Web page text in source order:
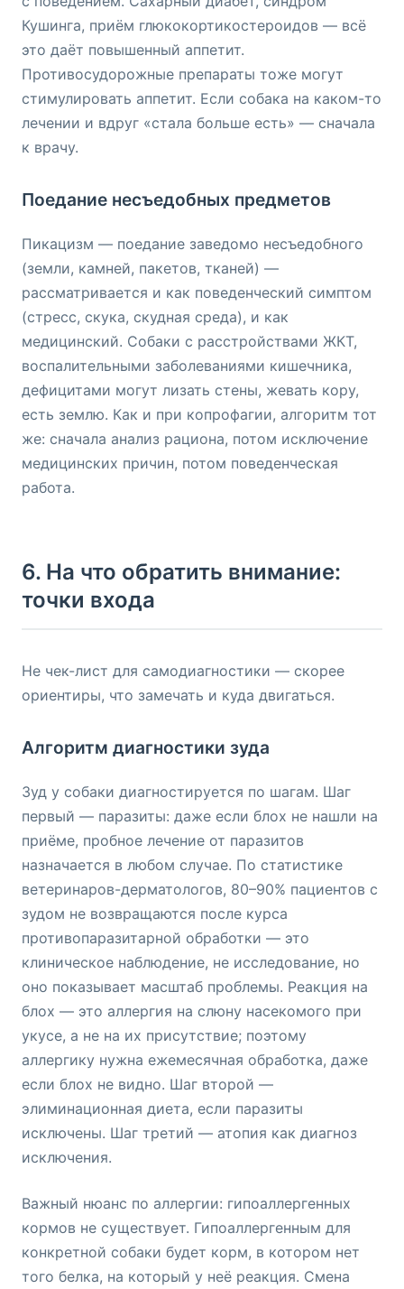
Кушинга, приём глюкокортикостероидов — всё
это даёт повышенный аппетит.
Противосудорожные препараты тоже могут
стимулировать аппетит. Если собака на каком-то
лечении и вдруг «стала больше есть» — сначала
к врачу.
Поедание несъедобных предметов
Пикацизм — поедание заведомо несъедобного
(земли, камней, пакетов, тканей) —
рассматривается и как поведенческий симптом
(стресс, скука, скудная среда), и как
медицинский. Собаки с расстройствами ЖКТ,
воспалительными заболеваниями кишечника,
дефицитами могут лизать стены, жевать кору,
есть землю. Как и при копрофагии, алгоритм тот
же: сначала анализ рациона, потом исключение
медицинских причин, потом поведенческая
работа.
6. На что обратить внимание:
точки входа
Не чек-лист для самодиагностики — скорее
ориентиры, что замечать и куда двигаться.
Алгоритм диагностики зуда
Зуд у собаки диагностируется по шагам. Шаг
первый — паразиты: даже если блох не нашли на
приёме, пробное лечение от паразитов
назначается в любом случае. По статистике
ветеринаров-дерматологов, 80–90% пациентов с
зудом не возвращаются после курса
противопаразитарной обработки — это
клиническое наблюдение, не исследование, но
оно показывает масштаб проблемы. Реакция на
блох — это аллергия на слюну насекомого при
укусе, а не на их присутствие; поэтому
аллергику нужна ежемесячная обработка, даже
если блох не видно. Шаг второй —
элиминационная диета, если паразиты
исключены. Шаг третий — атопия как диагноз
исключения.
Важный нюанс по аллергии: гипоаллергенных
кормов не существует. Гипоаллергенным для
конкретной собаки будет корм, в котором нет
того белка, на который у неё реакция. Смена